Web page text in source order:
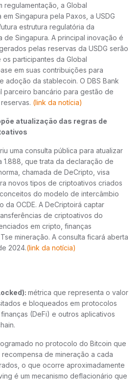
regulamentação, a Global
em Singapura pela Paxos, a USDG
estrutura regulatória da
de Singapura. A principal inovação é
pelas reservas da USDG serão
participantes da Global
em suas contribuições para
adoção da stablecoin. O DBS Bank
parceiro bancário para gestão de
(link da notícia)
atualização das regras de
uma consulta pública para atualizar
1.888, que trata da declaração de
chamada de DeCripto, visa
novos tipos de criptoativos criados
do modelo de intercâmbio
da OCDE. A DeCriptoirá captar
de criptoativos do
em cripto, finanças
mineração. A consulta ficará aberta
2024.(link da notícia)
métrica que representa o valor
e bloqueados em protocolos
(DeFi) e outros aplicativos
no protocolo do Bitcoin que
de mineração a cada
o que ocorre aproximadamente
é um mecanismo deflacionário que